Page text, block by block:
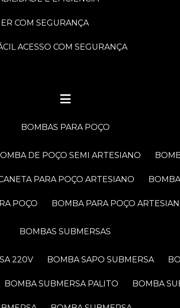
COM SEGURANÇA
ACESSO COM SEGURANÇA
BOMBAS PARA POÇO
BOMBA DE POÇO SEMI ARTESIANO
PARA POÇO ARTESIANO
POÇO BOMBA PARA POÇO
BOMBAS SUBMERSAS
220V BOMBA SAPO SUBMERSA
BOMBA SUBMERSA PALITO BOMBA